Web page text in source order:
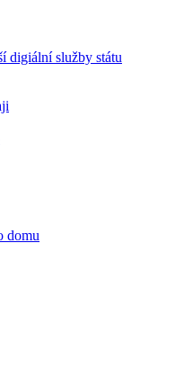
digiální služby státu
domu